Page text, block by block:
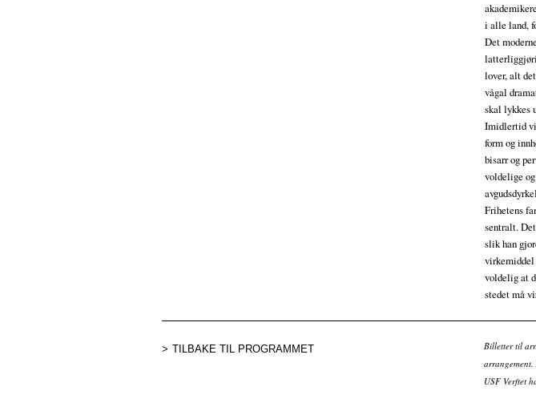
i alle land,
Det
lover, alt
vågal
skal lykkes
Imidlertid
form og
bisarr og
voldelige
Frihetens
sentralt.
slik han
virkemiddel
voldelig at
stedet må
TILBAKE TIL PROGRAMMET
Billetter til
arrangement.
USF Verftet